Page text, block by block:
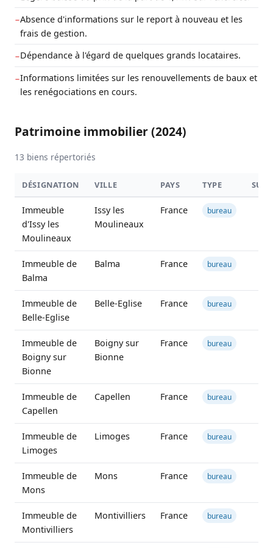
−Absence d'informations sur le report à nouveau et les
frais de gestion.
−Dépendance à l'égard de quelques grands locataires.
−Informations limitées sur les renouvellements de baux et
les renégociations en cours.
Patrimoine immobilier (2024)
13 biens répertoriés
DÉSIGNATION VILLE PAYS TYPE
Immeuble
d'Issy les
Moulineaux
Issy les
Moulineaux
France bureau
Immeuble de
Balma
Balma France bureau
Immeuble de
Belle-Eglise
Belle-Eglise France bureau
Immeuble de
Boigny sur
Bionne
Boigny sur
Bionne
France bureau
Immeuble de
Capellen
Capellen France bureau
Immeuble de
Limoges
Limoges France bureau
Immeuble de
Mons
Mons France bureau
Immeuble de
Montivilliers
Montivilliers France bureau